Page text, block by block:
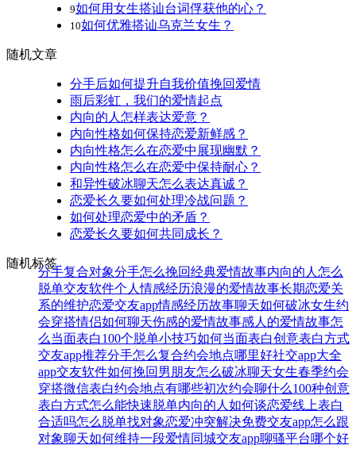
9如何用女生搭讪台词俘获他的心？
10如何优雅搭讪乌克兰女生？
随机文章
分手后如何提升自我价值挽回爱情
雨后彩虹，我们的爱情起点
内向的人怎样表达爱意？
内向性格如何保持恋爱新鲜感？
内向性格怎么在恋爱中展现幽默？
内向性格怎么在恋爱中保持耐心？
和异性破冰聊天怎么表达真诚？
恋爱长久要如何处理冷战问题？
如何处理恋爱中的矛盾？
恋爱长久要如何共同成长？
随机标签
分手复合对象分手怎么挽回经典爱情故事内向的人怎么
脱单交友软件个人情感经历浪漫的爱情故事长期恋爱关
系的维护恋爱交友app情感经历故事聊天如何破冰女生约
会穿搭情侣如何聊天伤感的爱情故事感人的爱情故事怎
么当面表白100个脱单小技巧如何当面表白创意表白方式
交友app推荐分手怎么复合约会地点哪里好社交app大全
app交友软件如何挽回男朋友怎么破冰聊天女生春季约会
穿搭微信表白约会地点有哪些初次约会聊什么100种创意
表白方式怎么能快速脱单内向的人如何谈恋爱线上表白
合适吗怎么脱单找对象恋爱冲突解决免费交友app怎么跟
对象聊天如何维持一段爱情同城交友app聊骚平台哪个好